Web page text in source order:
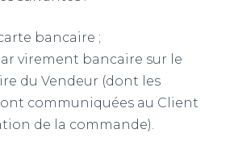
bancaire ;
virement bancaire sur le
du Vendeur (dont les
communiquées au Client
de la commande).